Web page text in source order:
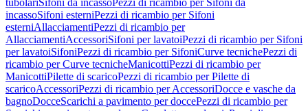
tubolariSifoni da incassoPezzi di ricambio per Sifoni da
incassoSifoni esterniPezzi di ricambio per Sifoni
esterniAllacciamentiPezzi di ricambio per
AllacciamentiAccessoriSifoni per lavatoiPezzi di ricambio per Sifoni
per lavatoiSifoniPezzi di ricambio per SifoniCurve tecnichePezzi di
ricambio per Curve tecnicheManicottiPezzi di ricambio per
ManicottiPilette di scaricoPezzi di ricambio per Pilette di
scaricoAccessoriPezzi di ricambio per AccessoriDocce e vasche da
bagnoDocceScarichi a pavimento per doccePezzi di ricambio per